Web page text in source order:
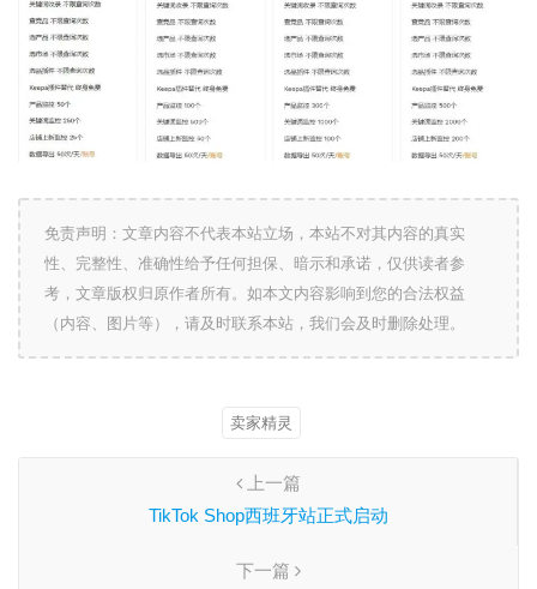
免责声明：文章内容不代表本站立场，本站不对其内容的真实
性、完整性、准确性给予任何担保、暗示和承诺，仅供读者参
考，文章版权归原作者所有。如本文内容影响到您的合法权益
（内容、图片等），请及时联系本站，我们会及时删除处理。
卖家精灵
上一篇
TikTok Shop西班牙站正式启动
下一篇